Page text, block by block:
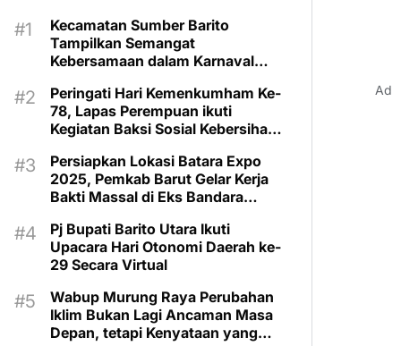
Kecamatan Sumber Barito
Tampilkan Semangat
Kebersamaan dalam Karnaval
Peringati Hari Kemenkumham Ke-
78, Lapas Perempuan ikuti
Kegiatan Baksi Sosial Kebersihan
Persiapkan Lokasi Batara Expo
2025, Pemkab Barut Gelar Kerja
Bakti Massal di Eks Bandara
Pj Bupati Barito Utara Ikuti
Upacara Hari Otonomi Daerah ke-
29 Secara Virtual
Wabup Murung Raya Perubahan
Iklim Bukan Lagi Ancaman Masa
Depan, tetapi Kenyataan yang
Ad